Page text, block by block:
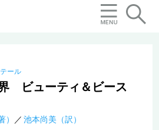
ール
ビューティ＆ビース
） 池本尚美（訳）